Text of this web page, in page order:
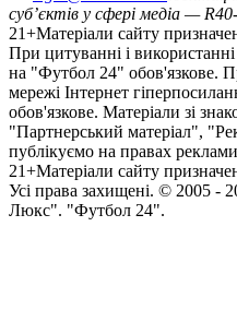
суб’єктів у сфері медіа —
21+Матеріали сайту
При цитуванні і
на "Футбол 24" обов'язкове.
мережі Інтернет
обов'язкове. Матеріали зі
"Партнерський матеріал",
публікуємо на правах
21+Матеріали сайту
Усi права захищенi. © 2005 -
Люкс". "Футбол 24".